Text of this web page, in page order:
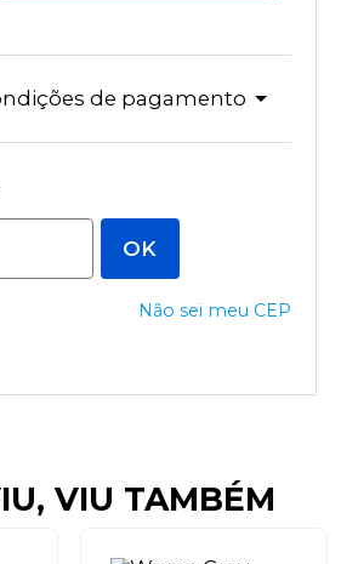
de pagamento
Não sei meu CEP
VIU TAMBÉM